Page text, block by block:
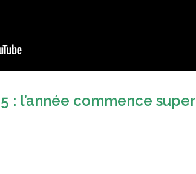
: l’année commence super